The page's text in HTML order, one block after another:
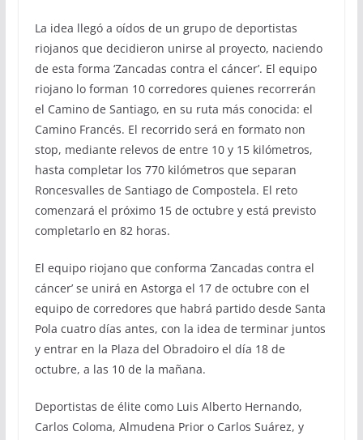
La idea llegó a oídos de un grupo de deportistas
riojanos que decidieron unirse al proyecto, naciendo
de esta forma ‘Zancadas contra el cáncer’. El equipo
riojano lo forman 10 corredores quienes recorrerán
el Camino de Santiago, en su ruta más conocida: el
Camino Francés. El recorrido será en formato non
stop, mediante relevos de entre 10 y 15 kilómetros,
hasta completar los 770 kilómetros que separan
Roncesvalles de Santiago de Compostela. El reto
comenzará el próximo 15 de octubre y está previsto
completarlo en 82 horas.
El equipo riojano que conforma ‘Zancadas contra el
cáncer’ se unirá en Astorga el 17 de octubre con el
equipo de corredores que habrá partido desde Santa
Pola cuatro días antes, con la idea de terminar juntos
y entrar en la Plaza del Obradoiro el día 18 de
octubre, a las 10 de la mañana.
Deportistas de élite como Luis Alberto Hernando,
Carlos Coloma, Almudena Prior o Carlos Suárez, y